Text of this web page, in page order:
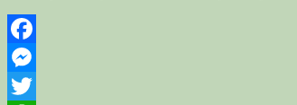
Facebook
Messenger